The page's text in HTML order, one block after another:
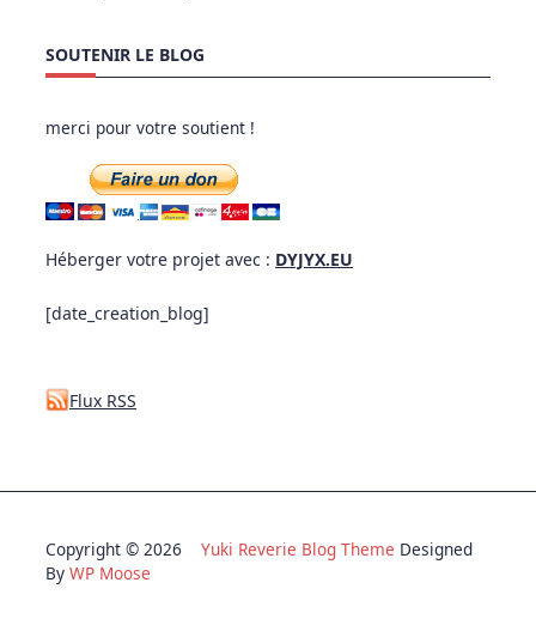
SOUTENIR LE BLOG
merci pour votre soutient !
Héberger votre projet avec : DYJYX.EU
[date_creation_blog]
Flux RSS
Copyright © 2026 Yuki Reverie Blog Theme Designed
By WP Moose